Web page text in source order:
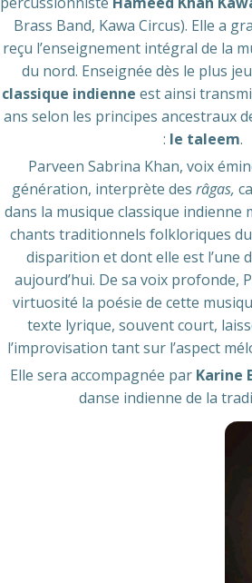
Brass Band, Kawa Circus). Elle a
reçu l’enseignement intégral de la
du nord. Enseignée dès le plus
classique indienne est ainsi
ans selon les principes ancestraux
: le taleem.
Parveen Sabrina Khan, voix
génération, interprète des râgas,
dans la musique classique indienne
chants traditionnels folkloriques
disparition et dont elle est l’une
aujourd’hui. De sa voix profonde,
virtuosité la poésie de cette
texte lyrique, souvent court,
l’improvisation tant sur l’aspect
Elle sera accompagnée par Karine
danse indienne de la